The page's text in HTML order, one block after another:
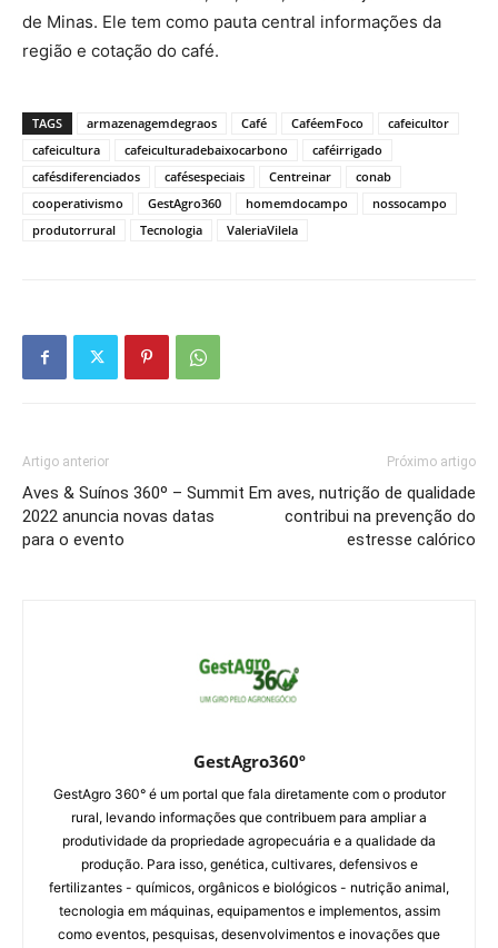
de Minas. Ele tem como pauta central informações da
região e cotação do café.
TAGS armazenagemdegraos Café CaféemFoco
cafeicultor
cafeicultura
cafeiculturadebaixocarbono
caféirrigado
cafésdiferenciados
cafésespeciais Centreinar
conab
cooperativismo
GestAgro360 homemdocampo
nossocampo
produtorrural
Tecnologia ValeriaVilela
Artigo anterior
Aves & Suínos 360º – Summit
2022 anuncia novas datas
para o evento
Próximo artigo
Em aves, nutrição de qualidade
contribui na prevenção do
estresse calórico
GestAgro360º
GestAgro 360° é um portal que fala diretamente com o produtor
rural, levando informações que contribuem para ampliar a
produtividade da propriedade agropecuária e a qualidade da
produção. Para isso, genética, cultivares, defensivos e
fertilizantes - químicos, orgânicos e biológicos - nutrição animal,
tecnologia em máquinas, equipamentos e implementos, assim
como eventos, pesquisas, desenvolvimentos e inovações que